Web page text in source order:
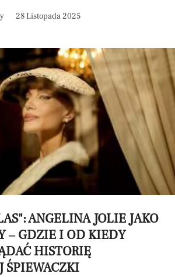
28 Listopada 2025
ANGELINA JOLIE JAKO
– GDZIE I OD KIEDY
HISTORIĘ
ŚPIEWACZKI